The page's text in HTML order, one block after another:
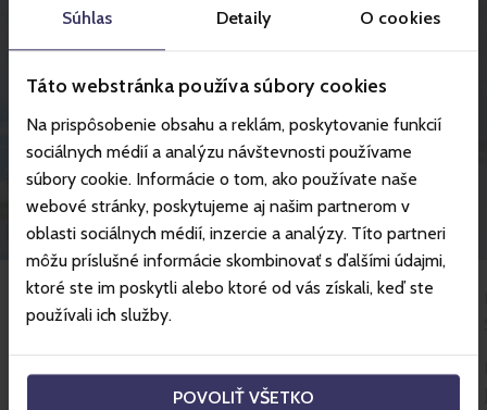
Súhlas Detaily O cookies
Táto webstránka používa súbory cookies
Na prispôsobenie obsahu a reklám, poskytovanie funkcií
sociálnych médií a analýzu návštevnosti používame
súbory cookie. Informácie o tom, ako používate naše
webové stránky, poskytujeme aj našim partnerom v
oblasti sociálnych médií, inzercie a analýzy. Títo partneri
môžu príslušné informácie skombinovať s ďalšími údajmi,
ktoré ste im poskytli alebo ktoré od vás získali, keď ste
používali ich služby.
POVOLIŤ VŠETKO
Kinderparadies
Die Kinder können sich auf unserem
Abenteuerspielplatz, dem magischen
Wasserspielplatz oder im spannenden
Stelzenhaus so richtig austoben.